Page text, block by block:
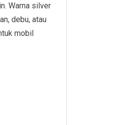
Warna silver
debu, atau
mobil